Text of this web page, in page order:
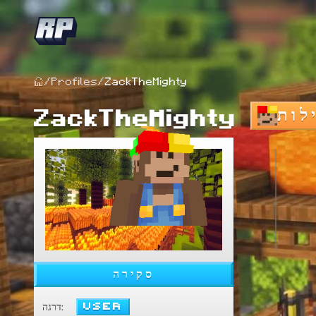
/ Profiles/ZackTheMighty
ZackTheMighty
סקירה
דרגה: User